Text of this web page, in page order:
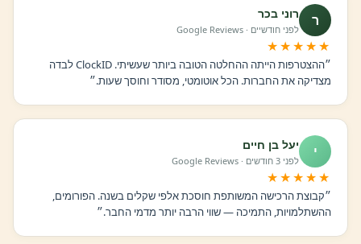
ר רוני בכר
לפני חודשיים · Google Reviews
★★★★★
״ההצטרפות הייתה ההחלטה הטובה ביותר שעשיתי. ClockID לבדה
מצדיקה את החברות. הכל אוטומטי, מסודר וחוסך שעות.״
י יעל בן חיים
לפני 3 חודשים · Google Reviews
★★★★★
״קבוצת הרכישה המשותפת חוסכת אלפי שקלים בשנה. הפורומים,
ההשתלמויות, התמיכה — שווי הרבה יותר מדמי החבר.״